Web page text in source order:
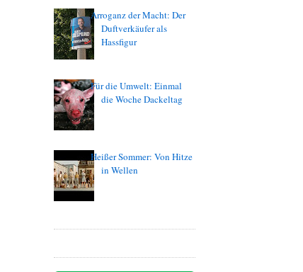
Arroganz der Macht: Der
Duftverkäufer als
Hassfigur
Für die Umwelt: Einmal
die Woche Dackeltag
Heißer Sommer: Von Hitze
in Wellen